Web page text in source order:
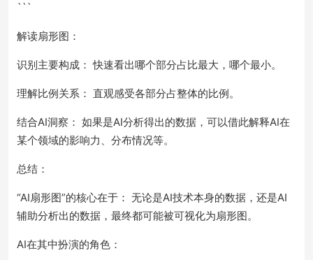
```
解读扇形图：
识别主要构成： 快速看出哪个部分占比最大，哪个最小。
理解比例关系： 直观感受各部分占整体的比例。
结合AI洞察： 如果是AI分析得出的数据，可以借此解释AI在
某个领域的影响力、分布情况等。
总结：
“AI扇形图”的核心在于： 无论是AI技术本身的数据，还是AI
辅助分析出的数据，最终都可能被可视化为扇形图。
AI在其中扮演的角色：